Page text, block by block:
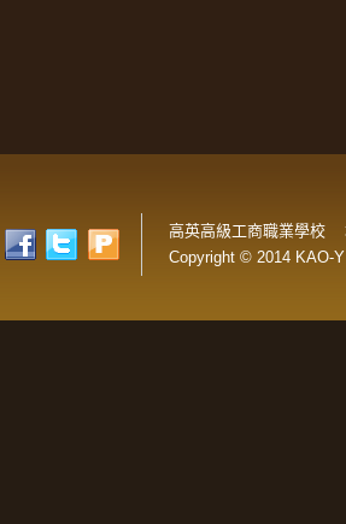
高英高級工商職業學校
Copyright © 2014 KAO-